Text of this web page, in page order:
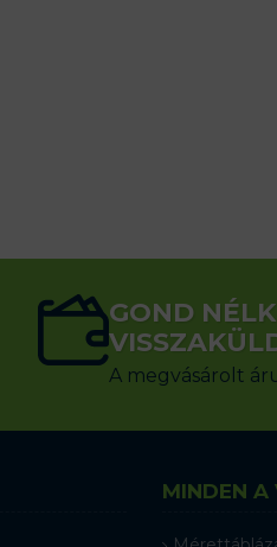
GOND
A megvásárolt
MINDEN A